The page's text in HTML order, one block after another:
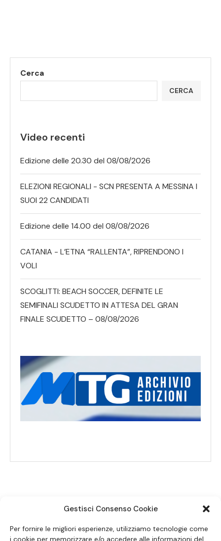
Gestisci Consenso Cookie
Per fornire le migliori esperienze, utilizziamo tecnologie come
i cookie per memorizzare e/o accedere alle informazioni del
Cerca
CERCA
Video recenti
Edizione delle 20.30 del 08/08/2026
ELEZIONI REGIONALI - SCN PRESENTA A MESSINA I
SUOI 22 CANDIDATI
Edizione delle 14.00 del 08/08/2026
CATANIA - L’ETNA “RALLENTA”, RIPRENDONO I
VOLI
SCOGLITTI: BEACH SOCCER, DEFINITE LE
SEMIFINALI SCUDETTO IN ATTESA DEL GRAN
FINALE SCUDETTO – 08/08/2026
SEGUICI SUI SOCIAL